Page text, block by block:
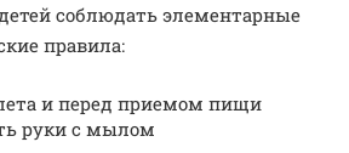
соблюдать элементарные
правила:
и перед приемом пищи
руки с мылом